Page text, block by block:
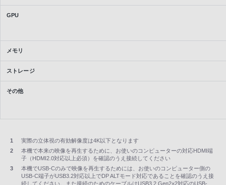
GPU
メモリ
ストレージ
その他
1
実際の立体視の有効解像度は4K以下となります
2
本機で本来の映像を再生するために、お使いのコンピューターの対応HDMI端
子（HDMI2.0対応以上必須）を確認のうえ接続してください
3
本機でUSB-Cのみで映像を再生するためには、お使いのコンピューター側の
USB-C端子がUSB3.2対応以上でDP ALTモード対応であることを確認のうえ接
続してください。また接続のためのケーブルはUSB3.2 Gen2×2対応のUSB-